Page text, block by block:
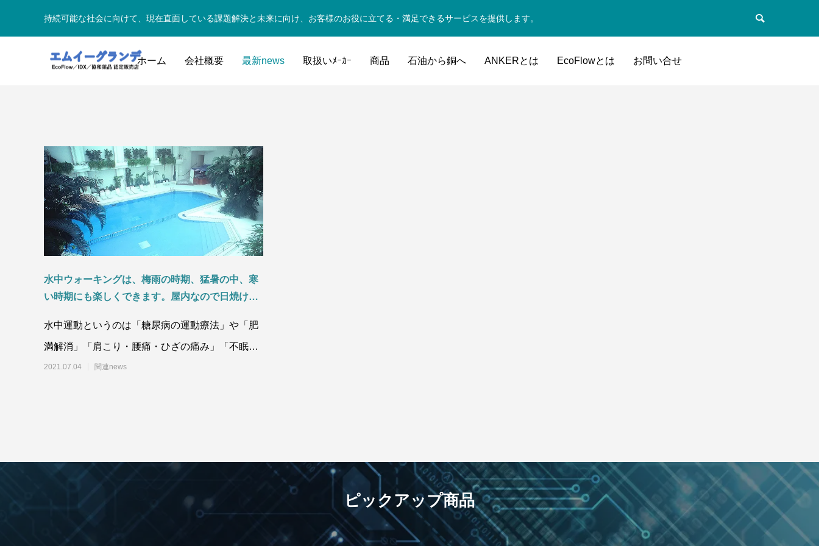
持続可能な社会に向けて、現在直面している課題解決と未来に向け、お客様のお役に立てる・満足できるサービスを提供します。
ホーム 会社概要 最新news 取扱いﾒｰｶｰ 商品 石油から銅へ ANKERとは EcoFlowとは お問い合せ
水中ウォーキングは、梅雨の時期、猛暑の中、寒
い時期にも楽しくできます。屋内なので日焼けも
水中運動というのは「糖尿病の運動療法」や「肥
満解消」「肩こり・腰痛・ひざの痛み」「不眠解
消」などなど、いろいろな効果があるのですね。
2021.07.04 関連news
ピックアップ商品